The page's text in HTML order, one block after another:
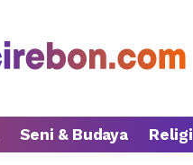
Seni & Budaya Religi